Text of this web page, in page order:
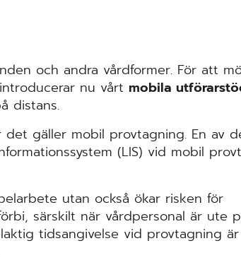
och ­andra ­vårdformer. För att
nu vårt mobila
distans.
gäller ­mobil provtagning. En av
(LIS) vid ­mobil
utan ­också ökar risken för
­särskilt när ­vårdpersonal är ute
­tidsangivelse vid provtagning är